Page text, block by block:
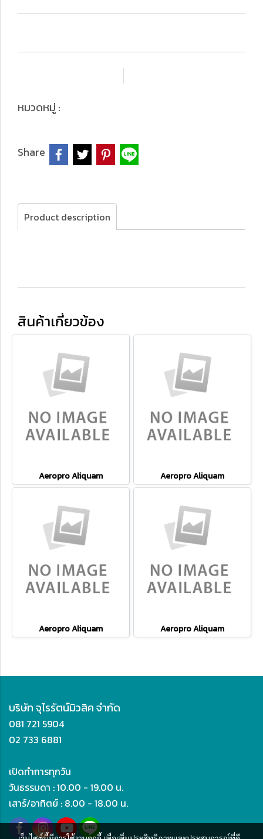
หมวดหมู่ :
Share
Product description
สินค้าเกี่ยวข้อง
Aeropro Aliquam Aeropro Aliquam
Aeropro Aliquam Aeropro Aliquam
บริษัท จุไรรัตน์มิวสิค จำกัด
081 721 5904
02 733 6881
เปิดทำการทุกวัน
วันธรรมดา : 10.00 - 19.00 น.
เสาร์/อาทิตย์ : 8.00 - 18.00 น.